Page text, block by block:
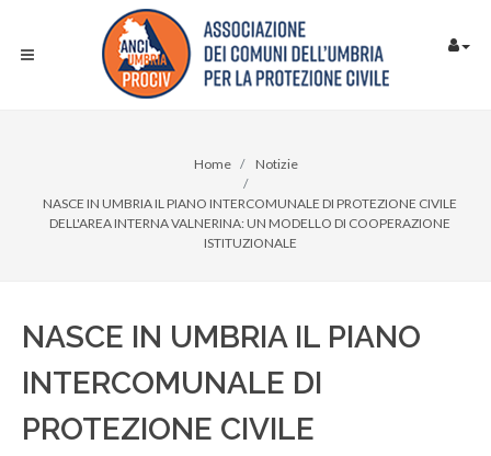
Home Notizie
NASCE IN UMBRIA IL PIANO INTERCOMUNALE DI PROTEZIONE CIVILE
DELL'AREA INTERNA VALNERINA: UN MODELLO DI COOPERAZIONE
ISTITUZIONALE
NASCE IN UMBRIA IL PIANO
INTERCOMUNALE DI
PROTEZIONE CIVILE